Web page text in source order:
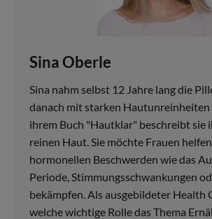
Sina Oberle
Sina nahm selbst 12 Jahre lang die
danach mit starken Hautunreinheiten
ihrem Buch "Hautklar" beschreibt sie
reinen Haut. Sie möchte Frauen
hormonellen Beschwerden wie das
Periode, Stimmungsschwankungen
bekämpfen. Als ausgebildeter Health
welche wichtige Rolle das Thema